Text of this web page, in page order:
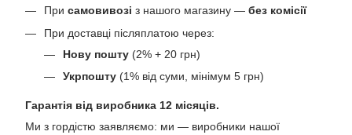
При самовивозі з нашого магазину — без комісії
При доставці післяплатою через:
Нову пошту (2% + 20 грн)
Укрпошту (1% від суми, мінімум 5 грн)
Гарантія від виробника 12 місяців.
Ми з гордістю заявляємо: ми — виробники нашої